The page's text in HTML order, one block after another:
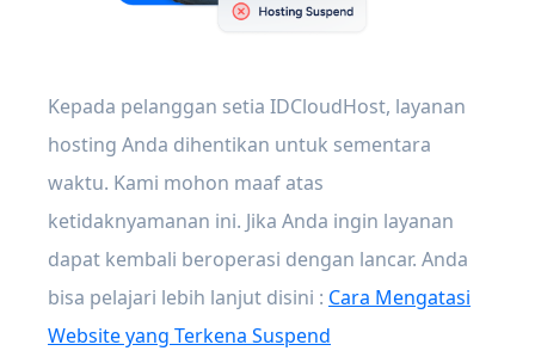
Kepada pelanggan setia IDCloudHost, layanan
hosting Anda dihentikan untuk sementara
waktu. Kami mohon maaf atas
ketidaknyamanan ini. Jika Anda ingin layanan
dapat kembali beroperasi dengan lancar. Anda
bisa pelajari lebih lanjut disini : Cara Mengatasi
Website yang Terkena Suspend